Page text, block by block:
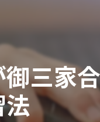
三家